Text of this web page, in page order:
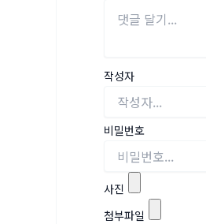
작성자
비밀번호
사진
첨부파일